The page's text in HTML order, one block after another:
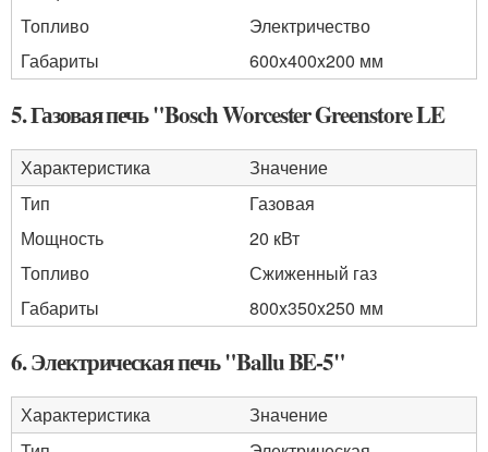
Топливо
Электричество
Габариты
600x400x200 мм
5. Газовая печь "Bosch Worcester Greenstore LE
Характеристика
Значение
Тип
Газовая
Мощность
20 кВт
Топливо
Сжиженный газ
Габариты
800x350x250 мм
6. Электрическая печь "Ballu BE-5"
Характеристика
Значение